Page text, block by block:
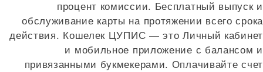
процент комиссии. Бесплатный выпуск и
обслуживание карты на протяжении всего срока
действия. Кошелек ЦУПИС — это Личный кабинет
и мобильное приложение с балансом и
привязанными букмекерами. Оплачивайте счет